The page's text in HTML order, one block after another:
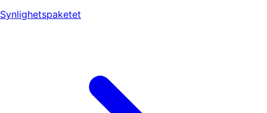
Synlighetspaketet